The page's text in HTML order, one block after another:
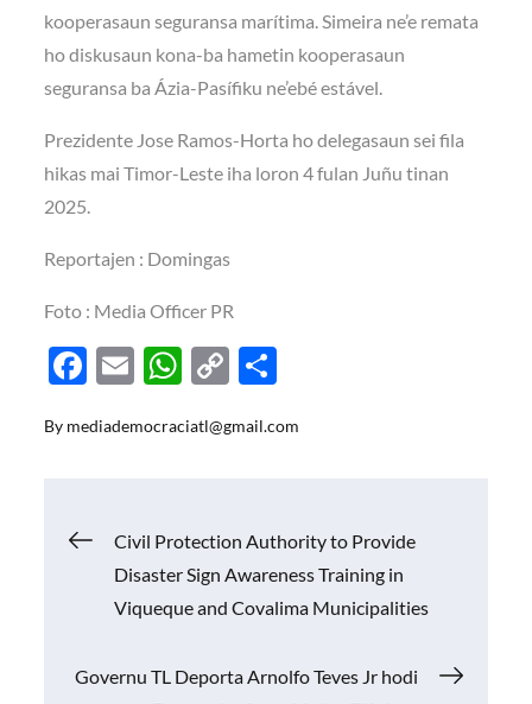
kooperasaun seguransa marítima. Simeira ne’e remata
ho diskusaun kona-ba hametin kooperasaun
seguransa ba Ázia-Pasífiku ne’ebé estável.
Prezidente Jose Ramos-Horta ho delegasaun sei fila
hikas mai Timor-Leste iha loron 4 fulan Juñu tinan
2025.
Reportajen : Domingas
Foto : Media Officer PR
F
e
o
E
ail
W
at
p
p
C
p
n
k
ar
By mediademocraciatl@gmail.com
Navigasi
pos
Civil Protection Authority to Provide
Disaster Sign Awareness Training in
Viqueque and Covalima Municipalities
Governu TL Deporta Arnolfo Teves Jr hodi